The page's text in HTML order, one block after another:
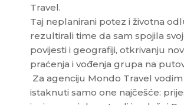
Travel.
Taj neplanirani potez i životna
rezultirali time da sam spojila
povijesti i geografiji, otkrivanju
praćenja i vođenja grupa na
Za agenciju Mondo Travel
istaknuti samo one najčešće: